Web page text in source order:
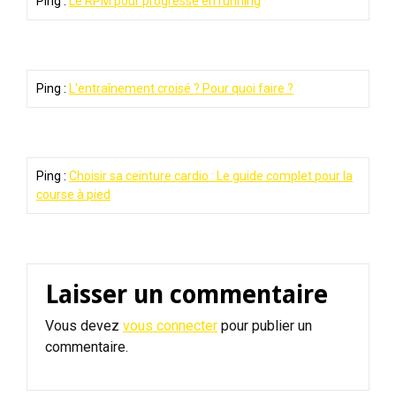
Ping : L'entraînement croisé ? Pour quoi faire ?
Ping : Choisir sa ceinture cardio : Le guide complet pour la
course à pied
Laisser un commentaire
Vous devez vous connecter pour publier un
commentaire.